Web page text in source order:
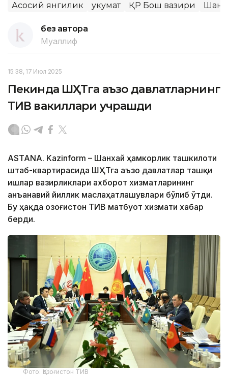
Асосий янгилик Ҳукумат ҚР Бош вазири
без автора
Муаллиф
15:38, 17 Июл 2025
Пекинда ШҲТга аъзо давлатларнинг
ТИВ вакиллари учрашди
ASTANA. Kazinform – Шанхай ҳамкорлик ташкилоти
штаб-квартирасида ШҲТга аъзо давлатлар ташқи
ишлар вазирликлари ахборот хизматларининг
анъанавий йиллик маслаҳатлашувлари бўлиб ўтди.
Бу ҳақда Қозоғистон ТИВ матбуот хизмати хабар
берди.
Фото: Қозоғистон ТИВ